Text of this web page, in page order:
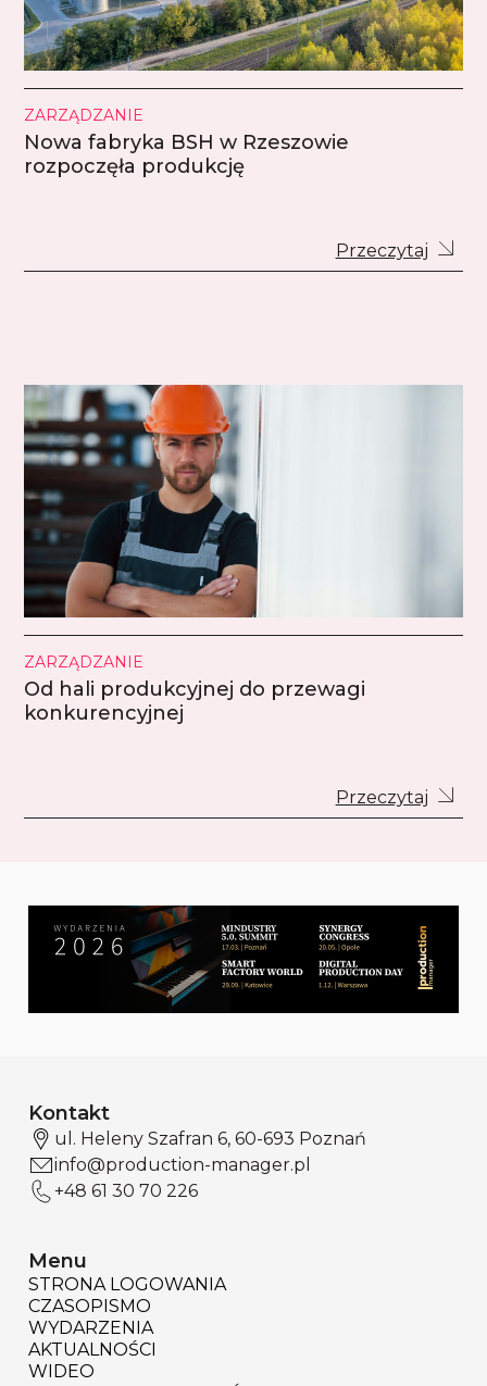
ZARZĄDZANIE
Nowa fabryka BSH w Rzeszowie
rozpoczęła produkcję
Przeczytaj
ZARZĄDZANIE
Od hali produkcyjnej do przewagi
konkurencyjnej
Przeczytaj
Kontakt
ul. Heleny Szafran 6, 60-693 Poznań
info@production-manager.pl
+48 61 30 70 226
Menu
STRONA LOGOWANIA
CZASOPISMO
WYDARZENIA
AKTUALNOŚCI
WIDEO